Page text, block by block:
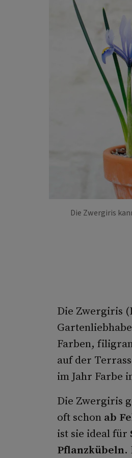
Die Zwergiris
Die Zwergiris
Farben,
auf der
im Jahr Farbe
Die Zwergiris
oft schon ab
ist sie ideal für
Pflanzkübeln.